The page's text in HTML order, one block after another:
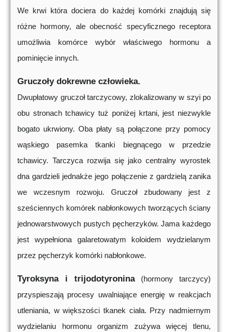
We krwi która dociera do każdej komórki znajdują się
różne hormony, ale obecność specyficznego receptora
umożliwia komórce wybór właściwego hormonu a
pominięcie innych.
Gruczoły dokrewne człowieka.
Dwupłatowy gruczoł tarczycowy, zlokalizowany w szyi po
obu stronach tchawicy tuż poniżej krtani, jest niezwykle
bogato ukrwiony. Oba płaty są połączone przy pomocy
wąskiego pasemka tkanki biegnącego w przedzie
tchawicy. Tarczyca rozwija się jako centralny wyrostek
dna gardzieli jednakże jego połączenie z gardzielą zanika
we wczesnym rozwoju. Gruczoł zbudowany jest z
sześciennych komórek nabłonkowych tworzących ściany
jednowarstwowych pustych pęcherzyków. Jama każdego
jest wypełniona galaretowatym koloidem wydzielanym
przez pęcherzyk komórki nabłonkowe.
Tyroksyna i trijodotyronina(hormony tarczycy)
przyspieszają procesy uwalniające energię w reakcjach
utleniania, w większości tkanek ciała. Przy nadmiernym
wydzielaniu hormonu organizm zużywa więcej tlenu,